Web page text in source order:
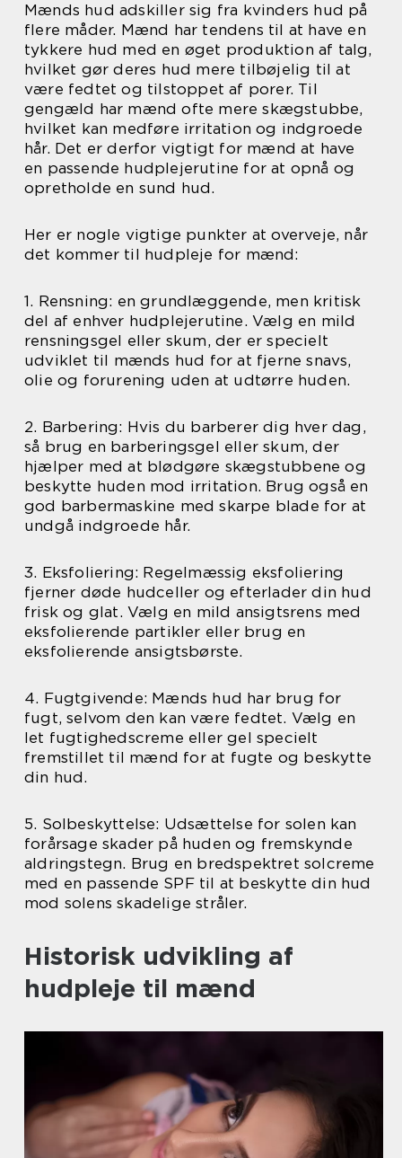
Mænds hud adskiller sig fra kvinders hud på
flere måder. Mænd har tendens til at have en
tykkere hud med en øget produktion af talg,
hvilket gør deres hud mere tilbøjelig til at
være fedtet og tilstoppet af porer. Til
gengæld har mænd ofte mere skægstubbe,
hvilket kan medføre irritation og indgroede
hår. Det er derfor vigtigt for mænd at have
en passende hudplejerutine for at opnå og
opretholde en sund hud.
Her er nogle vigtige punkter at overveje, når
det kommer til hudpleje for mænd:
1. Rensning: en grundlæggende, men kritisk
del af enhver hudplejerutine. Vælg en mild
rensningsgel eller skum, der er specielt
udviklet til mænds hud for at fjerne snavs,
olie og forurening uden at udtørre huden.
2. Barbering: Hvis du barberer dig hver dag,
så brug en barberingsgel eller skum, der
hjælper med at blødgøre skægstubbene og
beskytte huden mod irritation. Brug også en
god barbermaskine med skarpe blade for at
undgå indgroede hår.
3. Eksfoliering: Regelmæssig eksfoliering
fjerner døde hudceller og efterlader din hud
frisk og glat. Vælg en mild ansigtsrens med
eksfolierende partikler eller brug en
eksfolierende ansigtsbørste.
4. Fugtgivende: Mænds hud har brug for
fugt, selvom den kan være fedtet. Vælg en
let fugtighedscreme eller gel specielt
fremstillet til mænd for at fugte og beskytte
din hud.
5. Solbeskyttelse: Udsættelse for solen kan
forårsage skader på huden og fremskynde
aldringstegn. Brug en bredspektret solcreme
med en passende SPF til at beskytte din hud
mod solens skadelige stråler.
Historisk udvikling af
hudpleje til mænd